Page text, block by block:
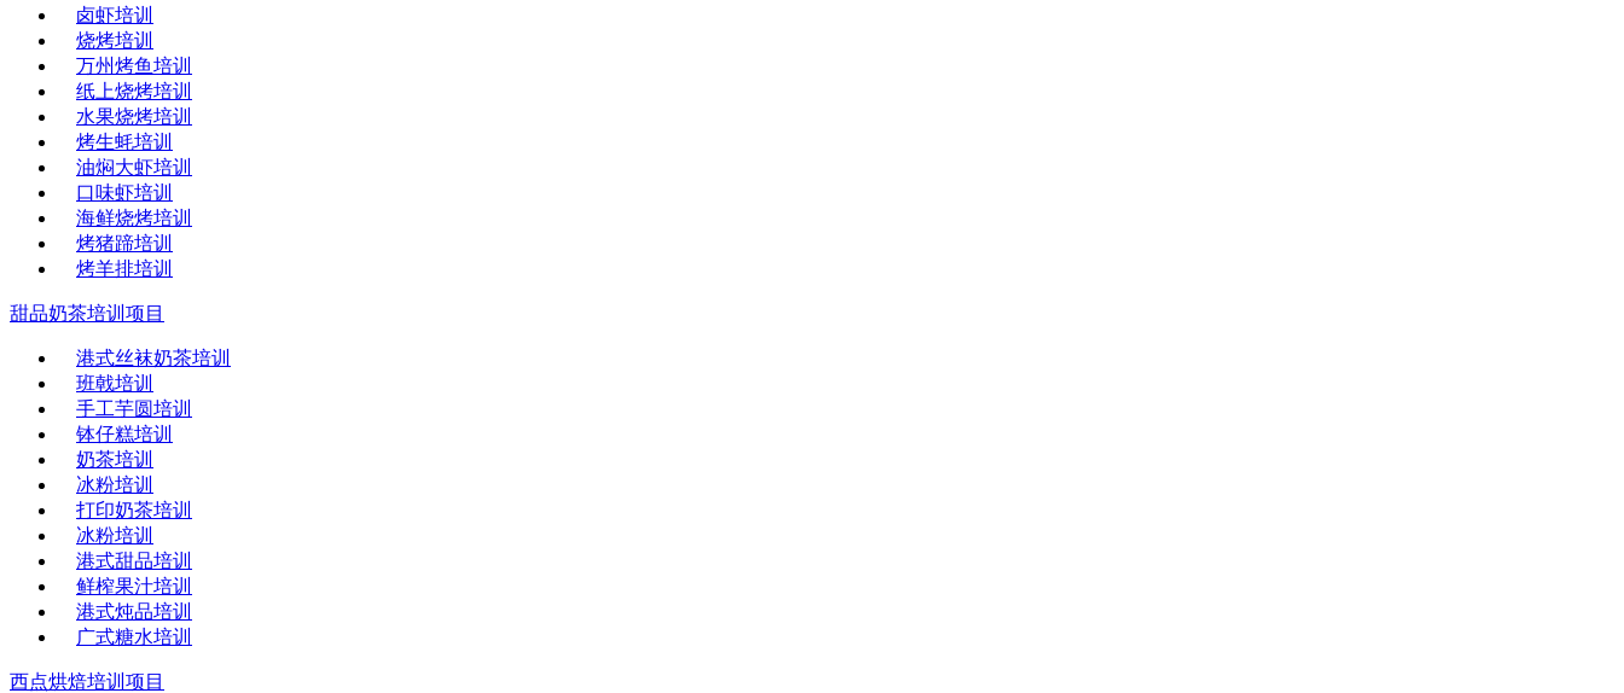
卤虾培训
烧烤培训
万州烤鱼培训
纸上烧烤培训
水果烧烤培训
烤生蚝培训
油焖大虾培训
口味虾培训
海鲜烧烤培训
烤猪蹄培训
烤羊排培训
甜品奶茶培训项目
港式丝袜奶茶培训
班戟培训
手工芋圆培训
钵仔糕培训
奶茶培训
冰粉培训
打印奶茶培训
冰粉培训
港式甜品培训
鲜榨果汁培训
港式炖品培训
广式糖水培训
西点烘焙培训项目